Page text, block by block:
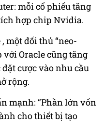
mỗi cổ phiếu tăng
hợp chip Nvidia.
một đối thủ “neo-
Oracle cũng tăng
cược vào nhu cầu
rộng.
mạnh: “Phần lớn vốn
cho thiết bị tạo